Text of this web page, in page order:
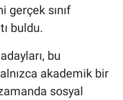
gerçek sınıf
buldu.
bu
akademik bir
sosyal